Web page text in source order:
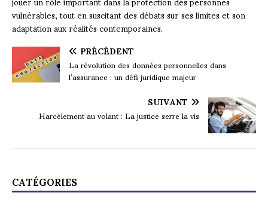
vulnérables, tout en suscitant des débats sur ses limites et son
adaptation aux réalités contemporaines.
PRÉCÉDENT
La révolution des données personnelles dans
l’assurance : un défi juridique majeur
SUIVANT
Harcèlement au volant : La justice serre la vis
CATÉGORIES